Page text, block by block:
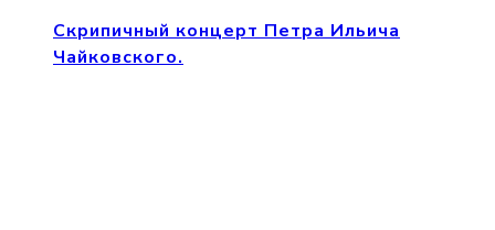
Скрипичный концерт Петра Ильича
Чайковского.